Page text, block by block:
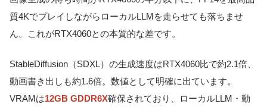
質4KでプレイしながらローカルLLMを走らせても落ちませ
ん。これがRTX4060との本質的な差です。
StableDiffusion（SDXL）の生成速度はRTX4060比で約2.1倍、
動画書き出しも約1.6倍。数値として明確に出ています。
VRAMは12GB GDDR6X確保されており、ローカルLLM・動